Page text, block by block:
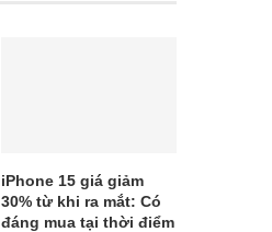
iPhone 15 giá giảm
30% từ khi ra mắt: Có
đáng mua tại thời điểm